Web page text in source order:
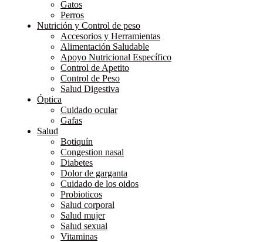
Gatos
Perros
Nutrición y Control de peso
Accesorios y Herramientas
Alimentación Saludable
Apoyo Nutricional Específico
Control de Apetito
Control de Peso
Salud Digestiva
Óptica
Cuidado ocular
Gafas
Salud
Botiquín
Congestion nasal
Diabetes
Dolor de garganta
Cuidado de los oidos
Probioticos
Salud corporal
Salud mujer
Salud sexual
Vitaminas